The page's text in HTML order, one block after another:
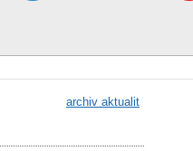
archiv aktualit